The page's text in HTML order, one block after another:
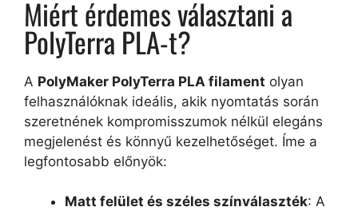
Miért érdemes választani a
PolyTerra PLA-t?
A PolyMaker PolyTerra PLA filament olyan
felhasználóknak ideális, akik nyomtatás során
szeretnének kompromisszumok nélkül elegáns
megjelenést és könnyű kezelhetőséget. Íme a
legfontosabb előnyök:
Matt felület és széles színválaszték: A